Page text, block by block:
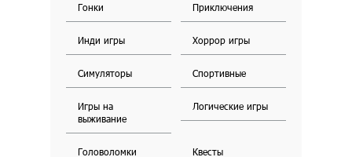
Гонки Приключения
Инди игры Хоррор игры
Симуляторы Спортивные
Игры на
выживание
Логические игры
Головоломки Квесты